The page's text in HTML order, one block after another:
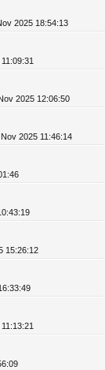
2025 18:54:13
2025 12:06:50
2025 11:46:14
15:26:12